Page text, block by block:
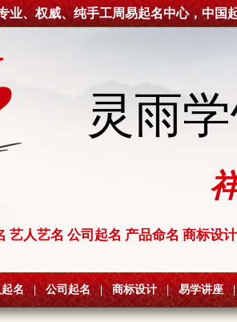
、权威、纯手工周易起名中心，中国
灵雨
艺人艺名 公司起名 产品命名 商标设计
名 | 公司起名 | 商标设计 | 易学讲座 |